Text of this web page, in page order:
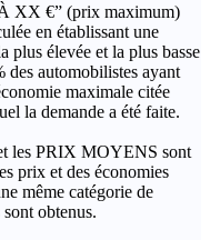
XX €” (prix maximum)
en établissant une
plus élevée et la plus basse
des automobilistes ayant
maximale citée
la demande a été faite.
les PRIX MOYENS sont
prix et des économies
même catégorie de
obtenus.